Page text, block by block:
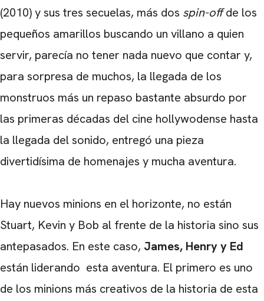
(2010) y sus tres secuelas, más dos spin-offde los
pequeños amarillos buscando un villano a quien
servir, parecía no tener nada nuevo que contar y,
para sorpresa de muchos, la llegada de los
monstruos más un repaso bastante absurdo por
las primeras décadas del cine hollywodense hasta
la llegada del sonido, entregó una pieza
divertidísima de homenajes y mucha aventura.
Hay nuevos minions en el horizonte, no están
Stuart, Kevin y Bob al frente de la historia sino sus
antepasados. En este caso, James, Henry y Ed
están liderando esta aventura. El primero es uno
de los minions más creativos de la historia de esta